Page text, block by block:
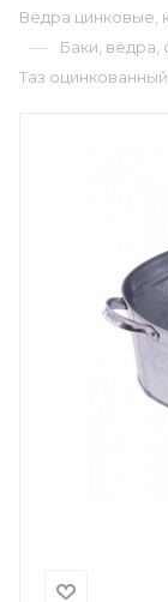
Вёдра цинковые,
— Баки, вёдра,
Таз